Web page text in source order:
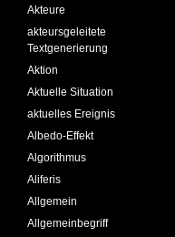
Akteure
akteursgeleitete
Textgenerierung
Aktion
Aktuelle Situation
aktuelles Ereignis
Albedo-Effekt
Algorithmus
Aliferis
Allgemein
Allgemeinbegriff